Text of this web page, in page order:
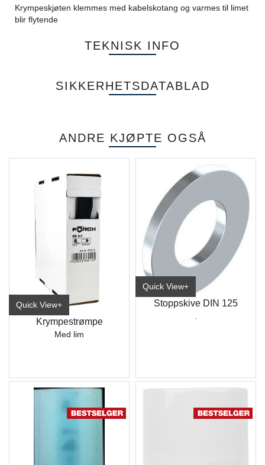
Krympeskjøten klemmes med kabelskotang og varmes til limet
blir flytende
TEKNISK INFO
SIKKERHETSDATABLAD
ANDRE KJØPTE OGSÅ
Quick View+
Krympestrømpe
Med lim
Quick View+
Stoppskive DIN 125